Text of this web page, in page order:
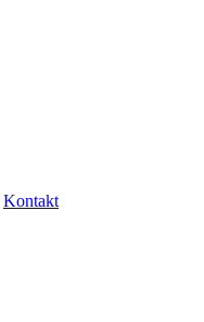
Kontakt